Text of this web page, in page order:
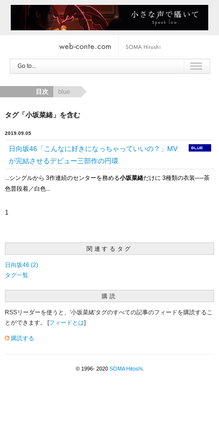
Go to...
blue
目次
タグ「小坂菜緒」を含む
2019.09.05
日向坂46「こんなに好きになっちゃっていいの？」MV
が完結させるデビュー三部作の円環
...シングルから 3作連続のセンターを務める小坂菜緒だけに 3種類の衣装──茶
色普段着／白色...
1
関連するタグ
日向坂46 (2)
タグ一覧
購読
RSSリーダーを使うと、'小坂菜緒'タグのすべての記事のフィードを購読するこ
とができます。 [フィードとは]
購読する
© 1996- 2020 SOMA Hitoshi.